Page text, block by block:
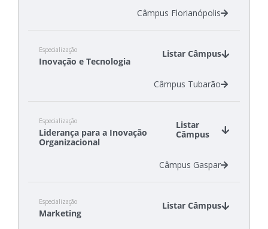
Câmpus Florianópolis
Especialização
Inovação e Tecnologia
Listar Câmpus
Câmpus Tubarão
Especialização
Liderança para a Inovação
Organizacional
Listar
Câmpus
Câmpus Gaspar
Especialização
Marketing
Listar Câmpus